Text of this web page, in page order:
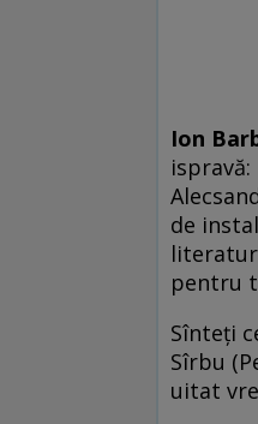
Ion
de
pentru
Sînteți
Sîrbu
uitat